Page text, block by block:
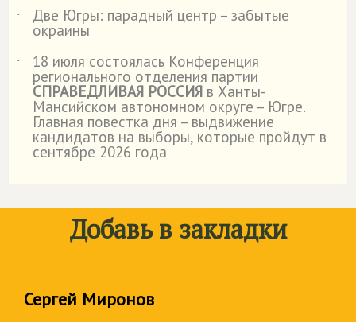
˙
Две Югры: парадный центр – забытые
окраины
˙
18 июля состоялась Конференция
регионального отделения партии
СПРАВЕДЛИВАЯ РОССИЯ в Ханты-
Мансийском автономном округе – Югре.
Главная повестка дня – выдвижение
кандидатов на выборы, которые пройдут в
сентябре 2026 года
Добавь в закладки
Сергей Миронов